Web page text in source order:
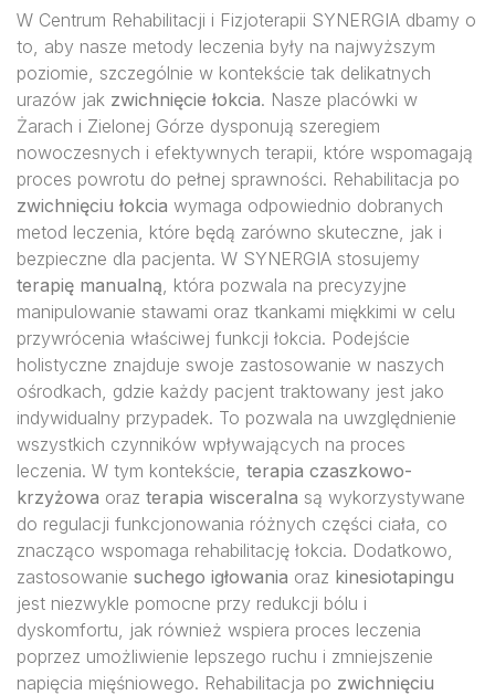
W Centrum Rehabilitacji i Fizjoterapii SYNERGIA dbamy o
to, aby nasze metody leczenia były na najwyższym
poziomie, szczególnie w kontekście tak delikatnych
urazów jak zwichnięcie łokcia. Nasze placówki w
Żarach i Zielonej Górze dysponują szeregiem
nowoczesnych i efektywnych terapii, które wspomagają
proces powrotu do pełnej sprawności. Rehabilitacja po
zwichnięciu łokcia wymaga odpowiednio dobranych
metod leczenia, które będą zarówno skuteczne, jak i
bezpieczne dla pacjenta. W SYNERGIA stosujemy
terapię manualną, która pozwala na precyzyjne
manipulowanie stawami oraz tkankami miękkimi w celu
przywrócenia właściwej funkcji łokcia. Podejście
holistyczne znajduje swoje zastosowanie w naszych
ośrodkach, gdzie każdy pacjent traktowany jest jako
indywidualny przypadek. To pozwala na uwzględnienie
wszystkich czynników wpływających na proces
leczenia. W tym kontekście, terapia czaszkowo-
krzyżowa oraz terapia wisceralna są wykorzystywane
do regulacji funkcjonowania różnych części ciała, co
znacząco wspomaga rehabilitację łokcia. Dodatkowo,
zastosowanie suchego igłowania oraz kinesiotapingu
jest niezwykle pomocne przy redukcji bólu i
dyskomfortu, jak również wspiera proces leczenia
poprzez umożliwienie lepszego ruchu i zmniejszenie
napięcia mięśniowego. Rehabilitacja po zwichnięciu